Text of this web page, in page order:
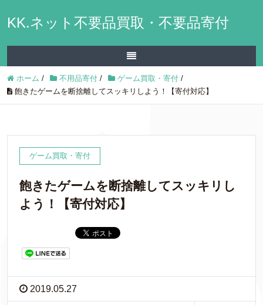
KK.ネット不要品買取・不要品寄付
ホーム / 不用品寄付 / ゲーム買取・寄付 /
飽きたゲームを断捨離してスッキリしよう！【寄付対応】
ゲーム買取・寄付
飽きたゲームを断捨離してスッキリし
よう！【寄付対応】
2019.05.27